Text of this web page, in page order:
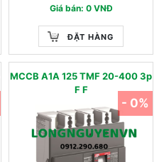
Giá bán: 0 VNĐ
ĐẶT HÀNG
MCCB A1A 125 TMF 20-400 3p
F F
- 0%